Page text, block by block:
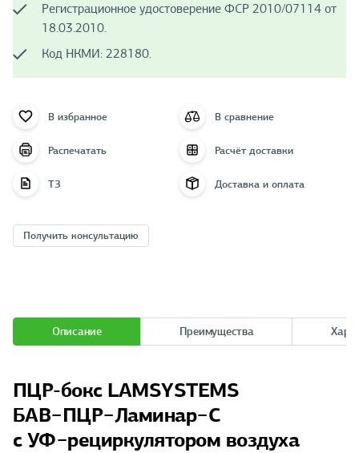
Регистрационное удостоверение ФСР 2010/07114 от
18.03.2010.
Код НКМИ: 228180.
В избранное В сравнение
Распечатать Расчёт доставки
ТЗ Доставка и оплата
Получить консультацию
Описание Преимущества
ПЦР-бокс LAMSYSTEMS
БАВ−ПЦР−Ламинар−С
с УФ−рециркулятором воздуха